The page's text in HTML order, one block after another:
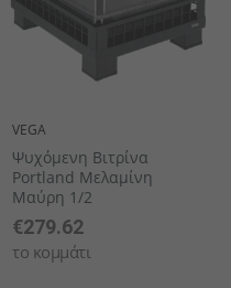
VEGA
Ψυχόμενη Βιτρίνα
Portland Μελαμίνη
Μαύρη 1/2
€279.62
το κομμάτι